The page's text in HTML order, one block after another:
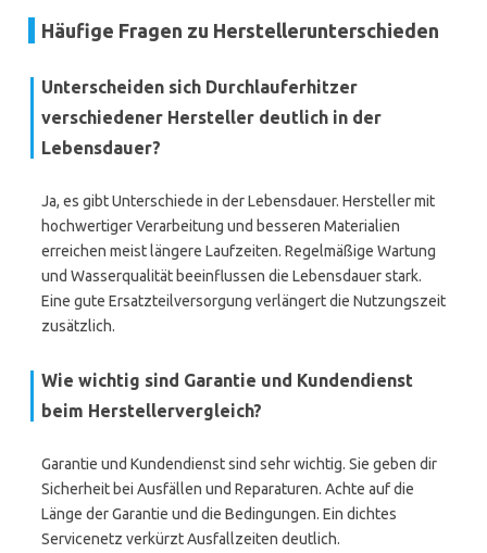
Häufige Fragen zu Herstellerunterschieden
Unterscheiden sich Durchlauferhitzer
verschiedener Hersteller deutlich in der
Lebensdauer?
Ja, es gibt Unterschiede in der Lebensdauer. Hersteller mit
hochwertiger Verarbeitung und besseren Materialien
erreichen meist längere Laufzeiten. Regelmäßige Wartung
und Wasserqualität beeinflussen die Lebensdauer stark.
Eine gute Ersatzteilversorgung verlängert die Nutzungszeit
zusätzlich.
Wie wichtig sind Garantie und Kundendienst
beim Herstellervergleich?
Garantie und Kundendienst sind sehr wichtig. Sie geben dir
Sicherheit bei Ausfällen und Reparaturen. Achte auf die
Länge der Garantie und die Bedingungen. Ein dichtes
Servicenetz verkürzt Ausfallzeiten deutlich.